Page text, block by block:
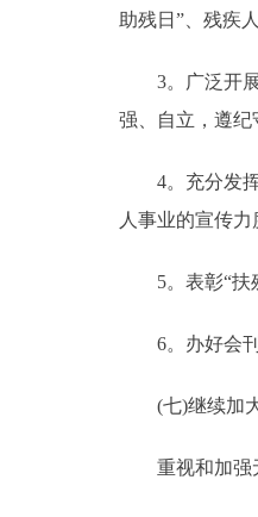
助残日”、残疾
3。广泛开展
强、自立，遵
4。充分发挥“
人事业的宣传力
5。表彰“扶残
6。办好会刊
(七)继续加大
重视和加强无